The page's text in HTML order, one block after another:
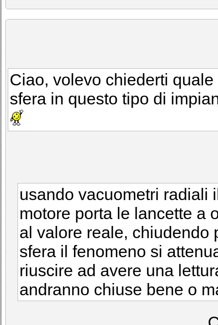
Ciao, volevo chiederti
sfera in questo tipo di
usando vacuometri radiali
motore porta le lancette a
al valore reale, chiudendo
sfera il fenomeno si
riuscire ad avere una
andranno chiuse bene o